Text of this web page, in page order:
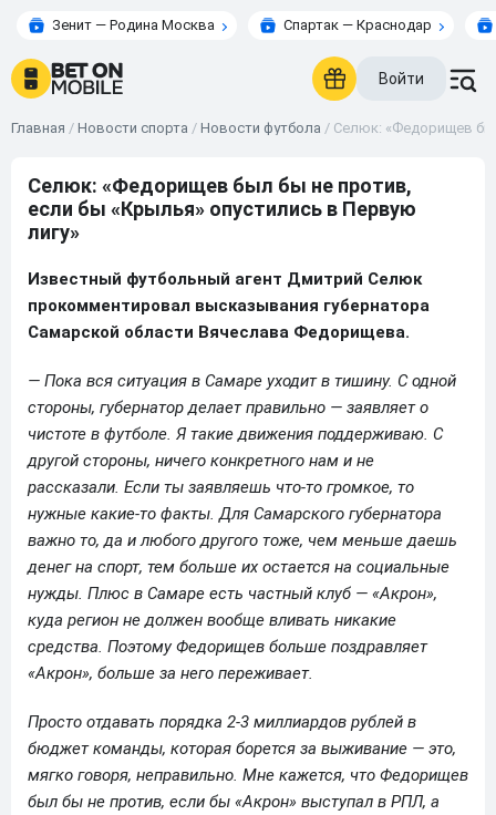
Зенит — Родина Москва Спартак — Краснодар
Войти
Главная / Новости спорта / Новости футбола / Селюк: «Федорищев
Селюк: «Федорищев был бы не против,
если бы «Крылья» опустились в Первую
лигу»
Известный футбольный агент Дмитрий Селюк
прокомментировал высказывания губернатора
Самарской области Вячеслава Федорищева.
— Пока вся ситуация в Самаре уходит в тишину. С одной
стороны, губернатор делает правильно — заявляет о
чистоте в футболе. Я такие движения поддерживаю. С
другой стороны, ничего конкретного нам и не
рассказали. Если ты заявляешь что-то громкое, то
нужные какие-то факты. Для Самарского губернатора
важно то, да и любого другого тоже, чем меньше даешь
денег на спорт, тем больше их остается на социальные
нужды. Плюс в Самаре есть частный клуб — «Акрон»,
куда регион не должен вообще вливать никакие
средства. Поэтому Федорищев больше поздравляет
«Акрон», больше за него переживает.
Просто отдавать порядка 2-3 миллиардов рублей в
бюджет команды, которая борется за выживание — это,
мягко говоря, неправильно. Мне кажется, что Федорищев
был бы не против, если бы «Акрон» выступал в РПЛ, а